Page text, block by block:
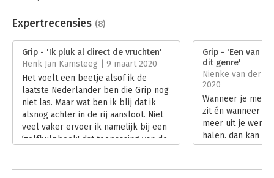
Bestandsformaat:
epub
Uitgever:
Druk:
24
Verschijningsdatum:
23-4-2025
Hoofdrubriek: Persoonlijke effectiviteit
Expertrecensies (8)
Grip - 'Ik pluk al direct de vruchten'
Henk Jan Kamsteeg | 9 maart 2020
Het voelt een beetje alsof ik de
laatste Nederlander ben die Grip nog
niet las. Maar wat ben ik blij dat ik
alsnog achter in de rij aansloot. Niet
veel vaker ervoer ik namelijk bij een
‘zelfhulpboek' dat toepassing van de
Grip - 'Een van
dit genre'
Nienke van der
2020
Wanneer je
zit én wanneer je
meer uit je werk
halen, dan kan
het boek Grip
Lees verder